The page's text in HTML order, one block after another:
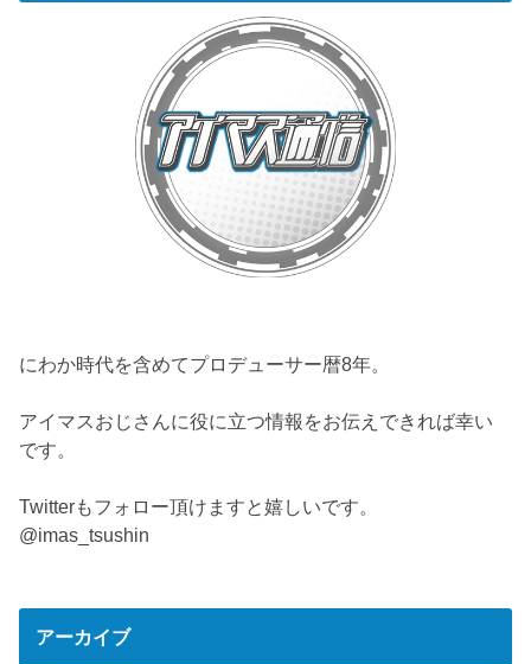
にわか時代を含めてプロデューサー暦8年。
アイマスおじさんに役に立つ情報をお伝えできれば幸い
です。
Twitterもフォロー頂けますと嬉しいです。
@imas_tsushin
アーカイブ